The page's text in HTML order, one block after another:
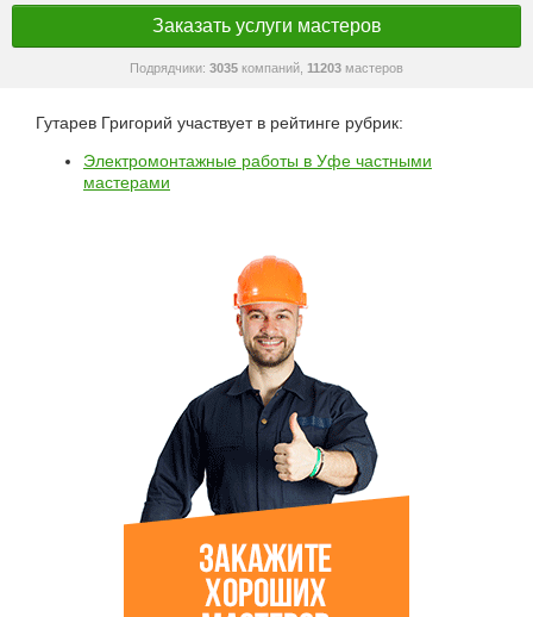
Заказать услуги мастеров
Подрядчики: 3035 компаний, 11203 мастеров
Гутарев Григорий участвует в рейтинге рубрик:
Электромонтажные работы в Уфе частными
мастерами